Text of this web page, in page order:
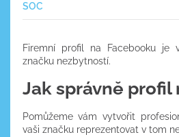
SOC
Firemní profil na Facebooku je
značku nezbytností.
Jak správně profil
Pomůžeme vám vytvořit
vaši značku reprezentovat v tom